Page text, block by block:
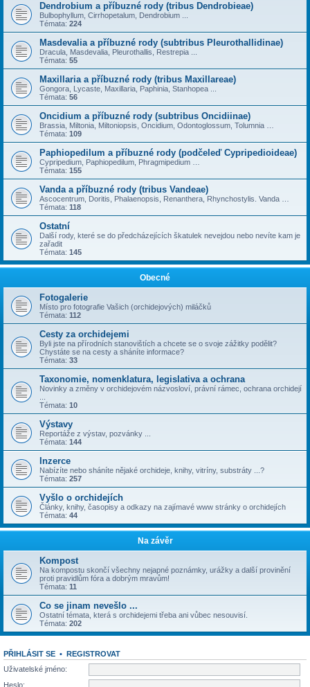
Dendrobium a příbuzné rody (tribus Dendrobieae)
Bulbophyllum, Cirrhopetalum, Dendrobium ...
Témata: 224
Masdevalia a příbuzné rody (subtribus Pleurothallidinae)
Dracula, Masdevalia, Pleurothallis, Restrepia ...
Témata: 55
Maxillaria a příbuzné rody (tribus Maxillareae)
Gongora, Lycaste, Maxillaria, Paphinia, Stanhopea ...
Témata: 56
Oncidium a příbuzné rody (subtribus Oncidiinae)
Brassia, Miltonia, Miltoniopsis, Oncidium, Odontoglossum, Tolumnia …
Témata: 109
Paphiopedilum a příbuzné rody (podčeleď Cypripedioideae)
Cypripedium, Paphiopedilum, Phragmipedium …
Témata: 155
Vanda a příbuzné rody (tribus Vandeae)
Ascocentrum, Doritis, Phalaenopsis, Renanthera, Rhynchostylis. Vanda …
Témata: 118
Ostatní
Další rody, které se do předcházejících škatulek nevejdou nebo nevíte kam je
zařadit
Témata: 145
Obecné
Fotogalerie
Místo pro fotografie Vašich (orchidejových) miláčků
Témata: 112
Cesty za orchidejemi
Byli jste na přírodních stanovištích a chcete se o svoje zážitky podělit?
Chystáte se na cesty a sháníte informace?
Témata: 33
Taxonomie, nomenklatura, legislativa a ochrana
Novinky a změny v orchidejovém názvosloví, právní rámec, ochrana orchidejí
Témata: 10
Výstavy
Reportáže z výstav, pozvánky ...
Témata: 144
Inzerce
Nabízíte nebo sháníte nějaké orchideje, knihy, vitríny, substráty ...?
Témata: 257
Vyšlo o orchidejích
Články, knihy, časopisy a odkazy na zajímavé www stránky o orchidejích
Témata: 44
Na závěr
Kompost
Na kompostu skončí všechny nejapné poznámky, urážky a další provinění
proti pravidlům fóra a dobrým mravům!
Témata: 11
Co se jinam nevešlo ...
Ostatní témata, která s orchidejemi třeba ani vůbec nesouvisí.
Témata: 202
PŘIHLÁSIT SE • REGISTROVAT
Uživatelské jméno:
Heslo: